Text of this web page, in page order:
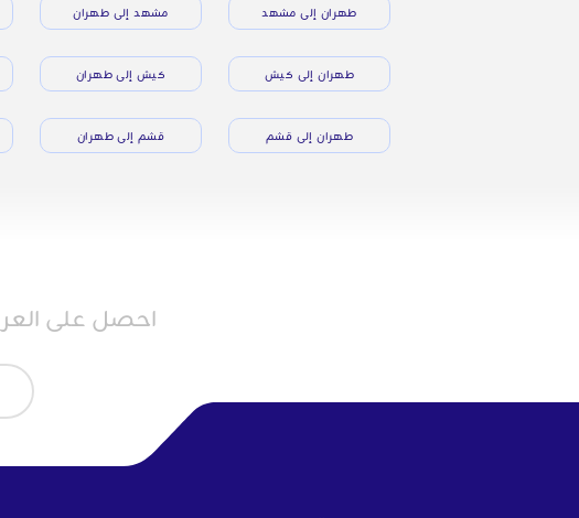
طهران إلى مشهد مشهد إلى طهران
طهران إلى كيش كيش إلى طهران
طهران إلى قشم قشم إلى طهران
احصل على